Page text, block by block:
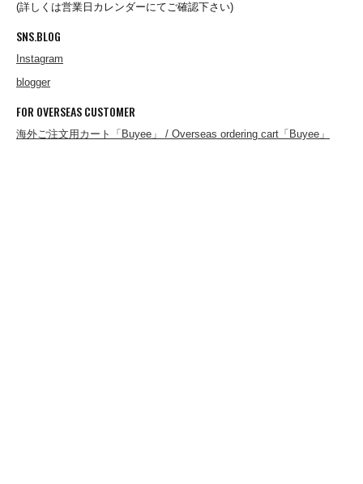
FLEURS DE BAGNE
(詳しくは営業日カレンダーにてご確認下さい)
SNS.BLOG
Instagram
blogger
FOR OVERSEAS CUSTOMER
海外ご注文用カート「Buyee」 / Overseas ordering cart「Buyee」